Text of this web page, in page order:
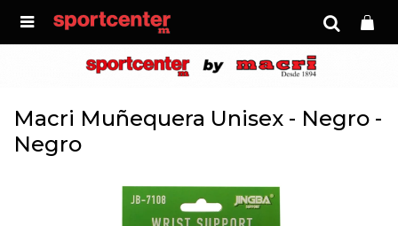

Macri Muñequera Unisex - Negro -
Negro